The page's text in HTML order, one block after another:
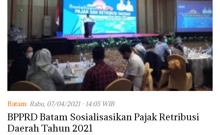
Batam Rabu, 07/04/2021 - 14:05 WIB
BPPRD Batam Sosialisasikan Pajak Retribusi
Daerah Tahun 2021